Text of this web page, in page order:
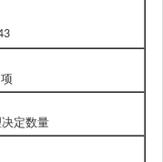
定数量